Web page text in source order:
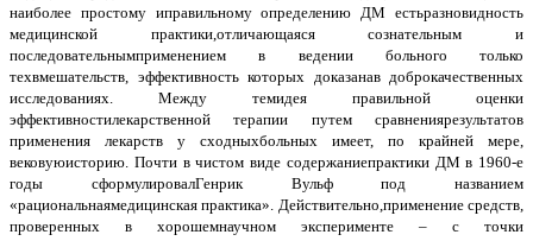
наиболее простому иправильному определению ДМ естьразновидность
медицинской практики,отличающаяся сознательным и
последовательнымприменением в ведении больного только
техвмешательств, эффективность которых доказанав доброкачественных
исследованиях. Между темидея правильной оценки
эффективностилекарственной терапии путем сравнениярезультатов
применения лекарств у сходныхбольных имеет, по крайней мере,
вековуюисторию. Почти в чистом виде содержаниепрактики ДМ в 1960-е
годы сформулировалГенрик Вульф под названием
«рациональнаямедицинская практика». Действительно,применение средств,
проверенных в хорошемнаучном эксперименте – с точки